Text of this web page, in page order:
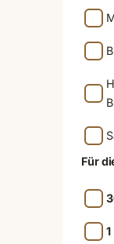
Für
1